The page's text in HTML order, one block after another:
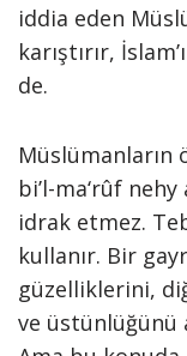
iddia eden
karıştırır,
de.
Müslümanların
bi’l-ma‘rûf
idrak etmez.
kullanır. Bir
güzelliklerini,
ve